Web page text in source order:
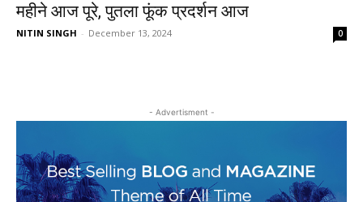
महीने आज पूरे, पुतला फूंक प्रदर्शन आज
NITIN SINGH - December 13, 2024 0
- Advertisment -